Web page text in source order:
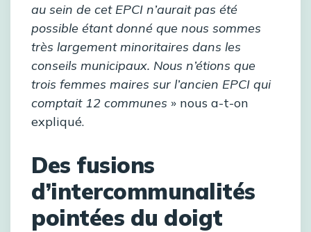
au sein de cet EPCI n’aurait pas été
possible étant donné que nous sommes
très largement minoritaires dans les
conseils municipaux. Nous n’étions que
trois femmes maires sur l’ancien EPCI qui
comptait 12 communes » nous a-t-on
expliqué.
Des fusions
d’intercommunalités
pointées du doigt